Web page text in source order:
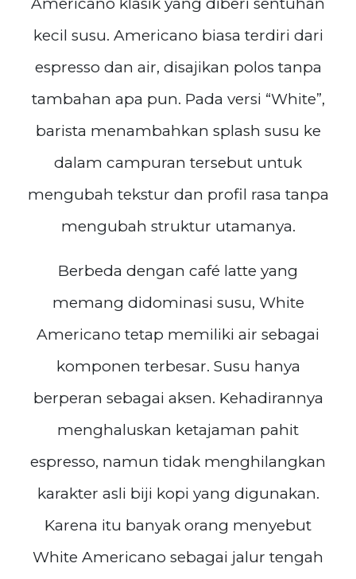
kecil susu. Americano biasa terdiri dari
espresso dan air, disajikan polos tanpa
tambahan apa pun. Pada versi “White”,
barista menambahkan splash susu ke
dalam campuran tersebut untuk
mengubah tekstur dan profil rasa tanpa
mengubah struktur utamanya.
Berbeda dengan café latte yang
memang didominasi susu, White
Americano tetap memiliki air sebagai
komponen terbesar. Susu hanya
berperan sebagai aksen. Kehadirannya
menghaluskan ketajaman pahit
espresso, namun tidak menghilangkan
karakter asli biji kopi yang digunakan.
Karena itu banyak orang menyebut
White Americano sebagai jalur tengah